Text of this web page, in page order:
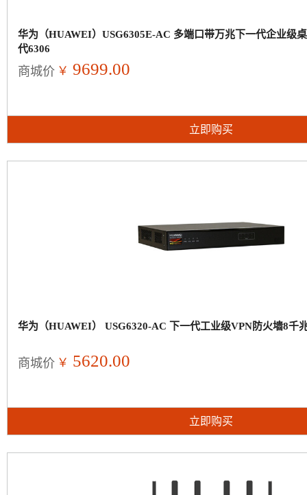
华为（HUAWEI）USG6305E-AC 多端口带万兆下一代企业级
代6306
商城价 ￥ 9699.00
立即购买
华为（HUAWEI） USG6320-AC 下一代工业级VPN防火墙8千
商城价 ￥ 5620.00
立即购买